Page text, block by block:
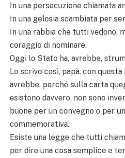
In una persecuzione chiamata
In una gelosia scambiata per
In una rabbia che tutti vedono,
coraggio di nominare.
Oggi lo Stato ha, avrebbe,
Lo scrivo così, papà, con questa
avrebbe, perché sulla carta
esistono davvero, non sono
buone per un convegno o per
commemorativa.
Esiste una legge che tutti
per dire una cosa semplice e